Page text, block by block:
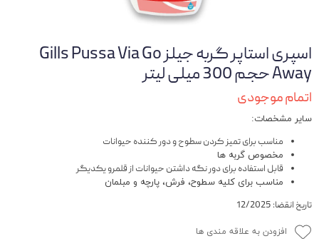
اسپری استاپر گربه جیلز Gills Pussa Via Go
Away حجم 300 میلی لیتر
اتمام موجودی
سایر مشخصات:
مناسب برای تمیز کردن سطوح و دور کننده حیوانات
مخصوص گربه ها
قابل استفاده برای دور نگه داشتن حیوانات از قلمرو یکدیگر
مناسب برای کلیه سطوح، فرش، پارچه و مبلمان
تاریخ انقضا: 12/2025
افزودن به علاقه مندی ها